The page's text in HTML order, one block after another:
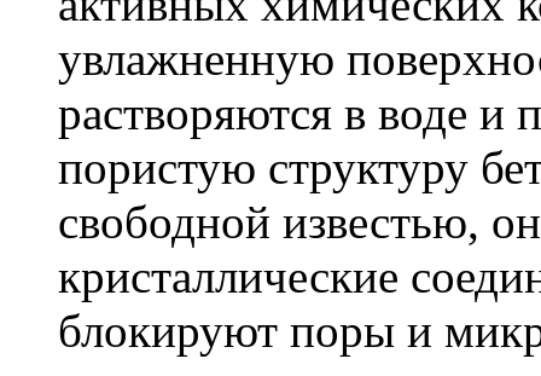
увлажненную
растворяются в воде и
пористую структуру
свободной известью,
кристаллические
блокируют поры и